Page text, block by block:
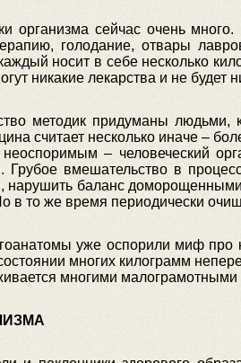
организма сейчас очень
голодание, отвары
носит в себе несколько
никакие лекарства и не будет
методик придуманы людьми,
считает несколько иначе –
неоспоримым – человеческий
Грубое вмешательство в
нарушить баланс
в то же время периодически
уже оспорили миф
многих килограмм
многими малограмотными